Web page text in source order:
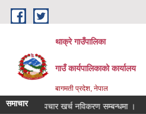
Skip to main content
थाक्रे गाउँपालिका
गाउँ कार्यपालिकाको कार्यालय
बागमती प्रदेश, नेपाल
समाचार
औषधी उपचार खर्च नविकरण सम्बन्धमा ।